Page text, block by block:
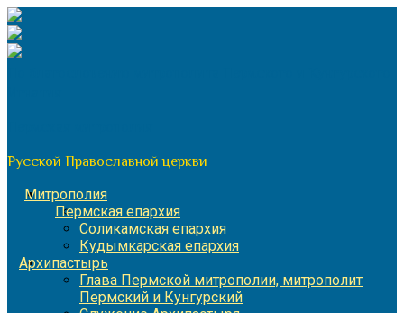
Перейти
к
содержимому
Русской Православной церкви
Митрополия
Пермская епархия
Соликамская епархия
Кудымкарская епархия
Архипастырь
Глава Пермской митрополии, митрополит
Пермский и Кунгурский